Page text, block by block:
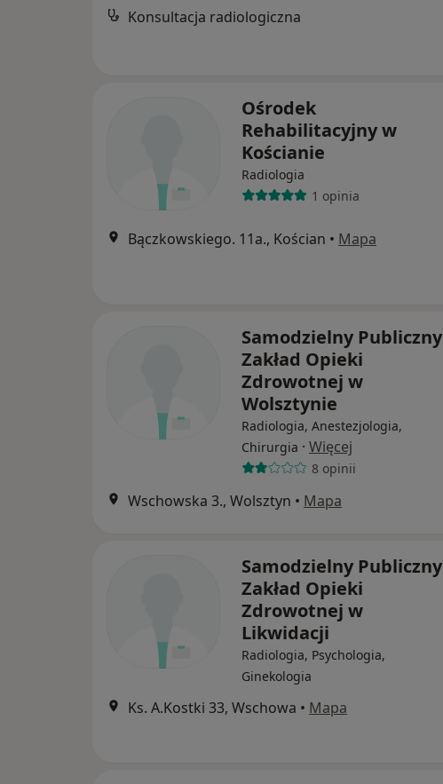
Konsultacja radiologiczna
Ośrodek
Rehabilitacyjny w
Kościanie
Radiologia
1 opinia
Bączkowskiego. 11a., Kościan • Mapa
Samodzielny Publiczny
Zakład Opieki
Zdrowotnej w
Wolsztynie
Radiologia, Anestezjologia,
Chirurgia · Więcej
8 opinii
Wschowska 3., Wolsztyn • Mapa
Samodzielny Publiczny
Zakład Opieki
Zdrowotnej w
Likwidacji
Radiologia, Psychologia,
Ginekologia
Ks. A.Kostki 33, Wschowa • Mapa